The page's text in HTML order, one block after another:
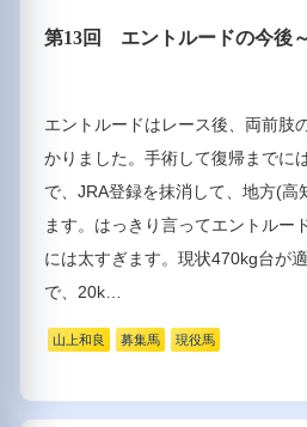
第13回 エントルードの今後
エントルードはレース後、両前肢
かりました。手術して復帰までに
で、JRA登録を抹消して、地方(高
ます。はっきり言ってエントルー
には太すぎます。現状470kg台が
で、20k…
山上和良 募集馬 現役馬